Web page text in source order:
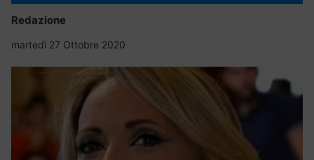
Redazione
martedì 27 Ottobre 2020